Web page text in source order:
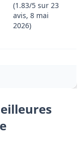
(1.83/5 sur 23
avis, 8 mai
2026)